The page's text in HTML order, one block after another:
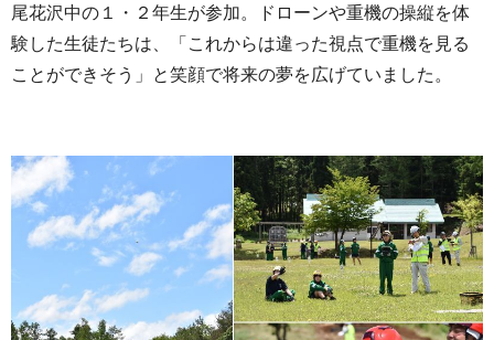
尾花沢中の１・２年生が参加。ドローンや重機の操縦を体
験した生徒たちは、「これからは違った視点で重機を見る
ことができそう」と笑顔で将来の夢を広げていました。